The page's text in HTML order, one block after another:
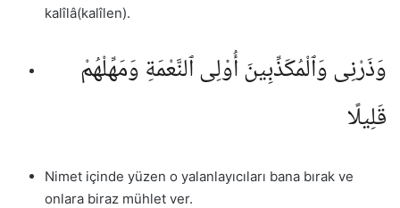
kalîlâ(kalîlen).
وَذَرْنِى وَٱلْمُكَذِّبِينَ أُو۟لِى ٱلنَّعْمَةِ وَمَهِّلْهُمْ
قَلِيلًا
Nimet içinde yüzen o yalanlayıcıları bana bırak ve
onlara biraz mühlet ver.